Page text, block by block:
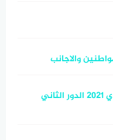
والاجانب
جدول امتحان الصف الثالث الإعدادي 2021 الدور الثاني